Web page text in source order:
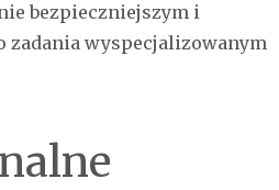
bezpieczniejszym i
zadania wyspecjalizowanym